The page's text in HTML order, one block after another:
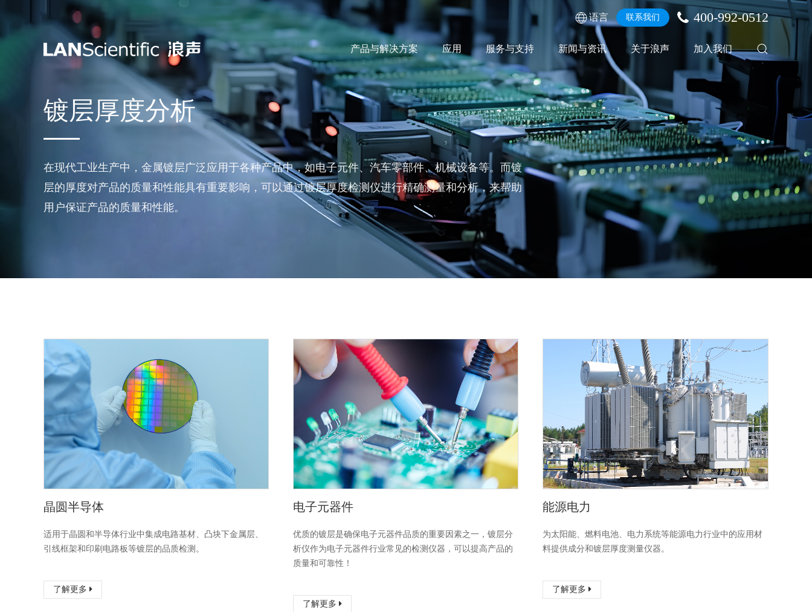
语言 联系我们 400-992-0512
产品与解决方案 应用 服务与支持 新闻与资讯 关于浪声 加入我们
镀层厚度分析
在现代工业生产中，金属镀层广泛应用于各种产品中，如电子元件、汽车零部件、机械设备等。而镀
层的厚度对产品的质量和性能具有重要影响，可以通过镀层厚度检测仪进行精确测量和分析，来帮助
用户保证产品的质量和性能。
晶圆半导体
适用于晶圆和半导体行业中集成电路基材、凸块下金属层、
引线框架和印刷电路板等镀层的品质检测。
了解更多
电子元器件
优质的镀层是确保电子元器件品质的重要因素之一，镀层分
析仪作为电子元器件行业常见的检测仪器，可以提高产品的
质量和可靠性！
了解更多
能源电力
为太阳能、燃料电池、电力系统等能源电力行业中的应用材
料提供成分和镀层厚度测量仪器。
了解更多